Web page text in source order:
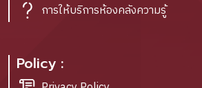
การให้บริการห้องคลังความรู้
Policy :